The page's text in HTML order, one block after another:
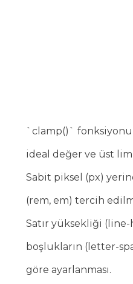
`clamp()`
ideal değer ve üst
Sabit piksel (px)
(rem, em) tercih
Satır yüksekliği (line-
boşlukların (letter-
göre ayarlanması.